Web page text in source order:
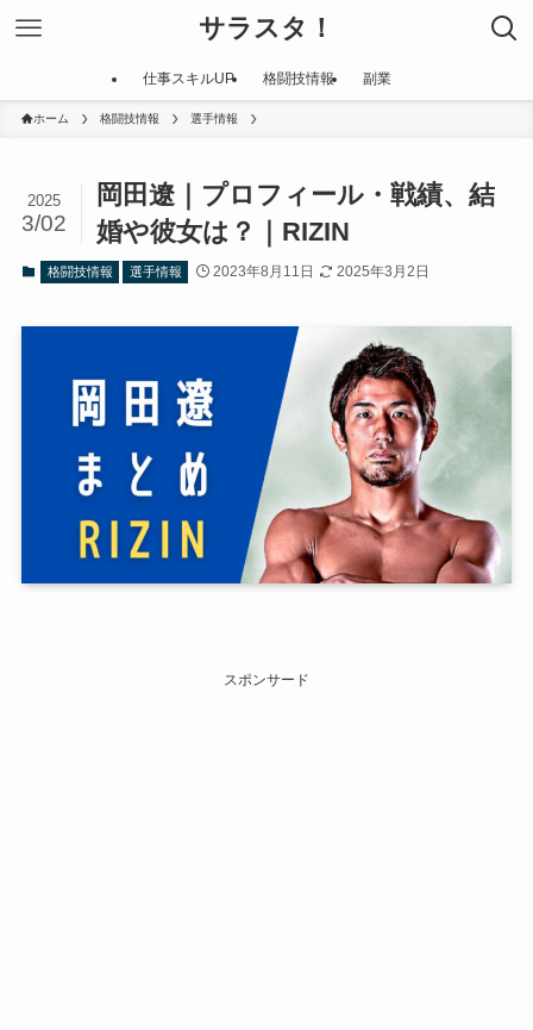
サラスタ！
仕事スキルUP 格闘技情報 副業
ホーム 格闘技情報 選手情報
岡田遼｜プロフィール・戦績、結
婚や彼女は？｜RIZIN
2025
3/02
格闘技情報 選手情報 2023年8月11日 2025年3月2日
スポンサード